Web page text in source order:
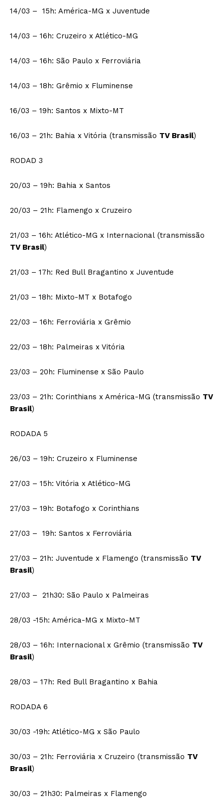
14/03 – 15h: América-MG x Juventude
14/03 – 16h: Cruzeiro x Atlético-MG
14/03 – 16h: São Paulo x Ferroviária
14/03 – 18h: Grêmio x Fluminense
16/03 – 19h: Santos x Mixto-MT
16/03 – 21h: Bahia x Vitória (transmissão TV Brasil)
RODAD 3
20/03 – 19h: Bahia x Santos
20/03 – 21h: Flamengo x Cruzeiro
21/03 – 16h: Atlético-MG x Internacional (transmissão
TV Brasil)
21/03 – 17h: Red Bull Bragantino x Juventude
21/03 – 18h: Mixto-MT x Botafogo
22/03 – 16h: Ferroviária x Grêmio
22/03 – 18h: Palmeiras x Vitória
23/03 – 20h: Fluminense x São Paulo
23/03 – 21h: Corinthians x América-MG (transmissão TV
Brasil)
RODADA 5
26/03 – 19h: Cruzeiro x Fluminense
27/03 – 15h: Vitória x Atlético-MG
27/03 – 19h: Botafogo x Corinthians
27/03 – 19h: Santos x Ferroviária
27/03 – 21h: Juventude x Flamengo (transmissão TV
Brasil)
27/03 – 21h30: São Paulo x Palmeiras
28/03 -15h: América-MG x Mixto-MT
28/03 – 16h: Internacional x Grêmio (transmissão TV
Brasil)
28/03 – 17h: Red Bull Bragantino x Bahia
RODADA 6
30/03 -19h: Atlético-MG x São Paulo
30/03 – 21h: Ferroviária x Cruzeiro (transmissão TV
Brasil)
30/03 – 21h30: Palmeiras x Flamengo